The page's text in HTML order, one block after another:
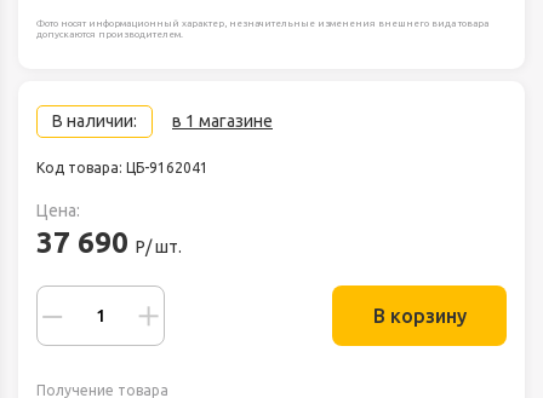
Фото носят информационный характер, незначительные изменения внешнего вида товара
допускаются производителем.
В наличии: в 1 магазине
Код товара: ЦБ-9162041
Цена:
37 690 Р/ шт.
В корзину
Получение товара